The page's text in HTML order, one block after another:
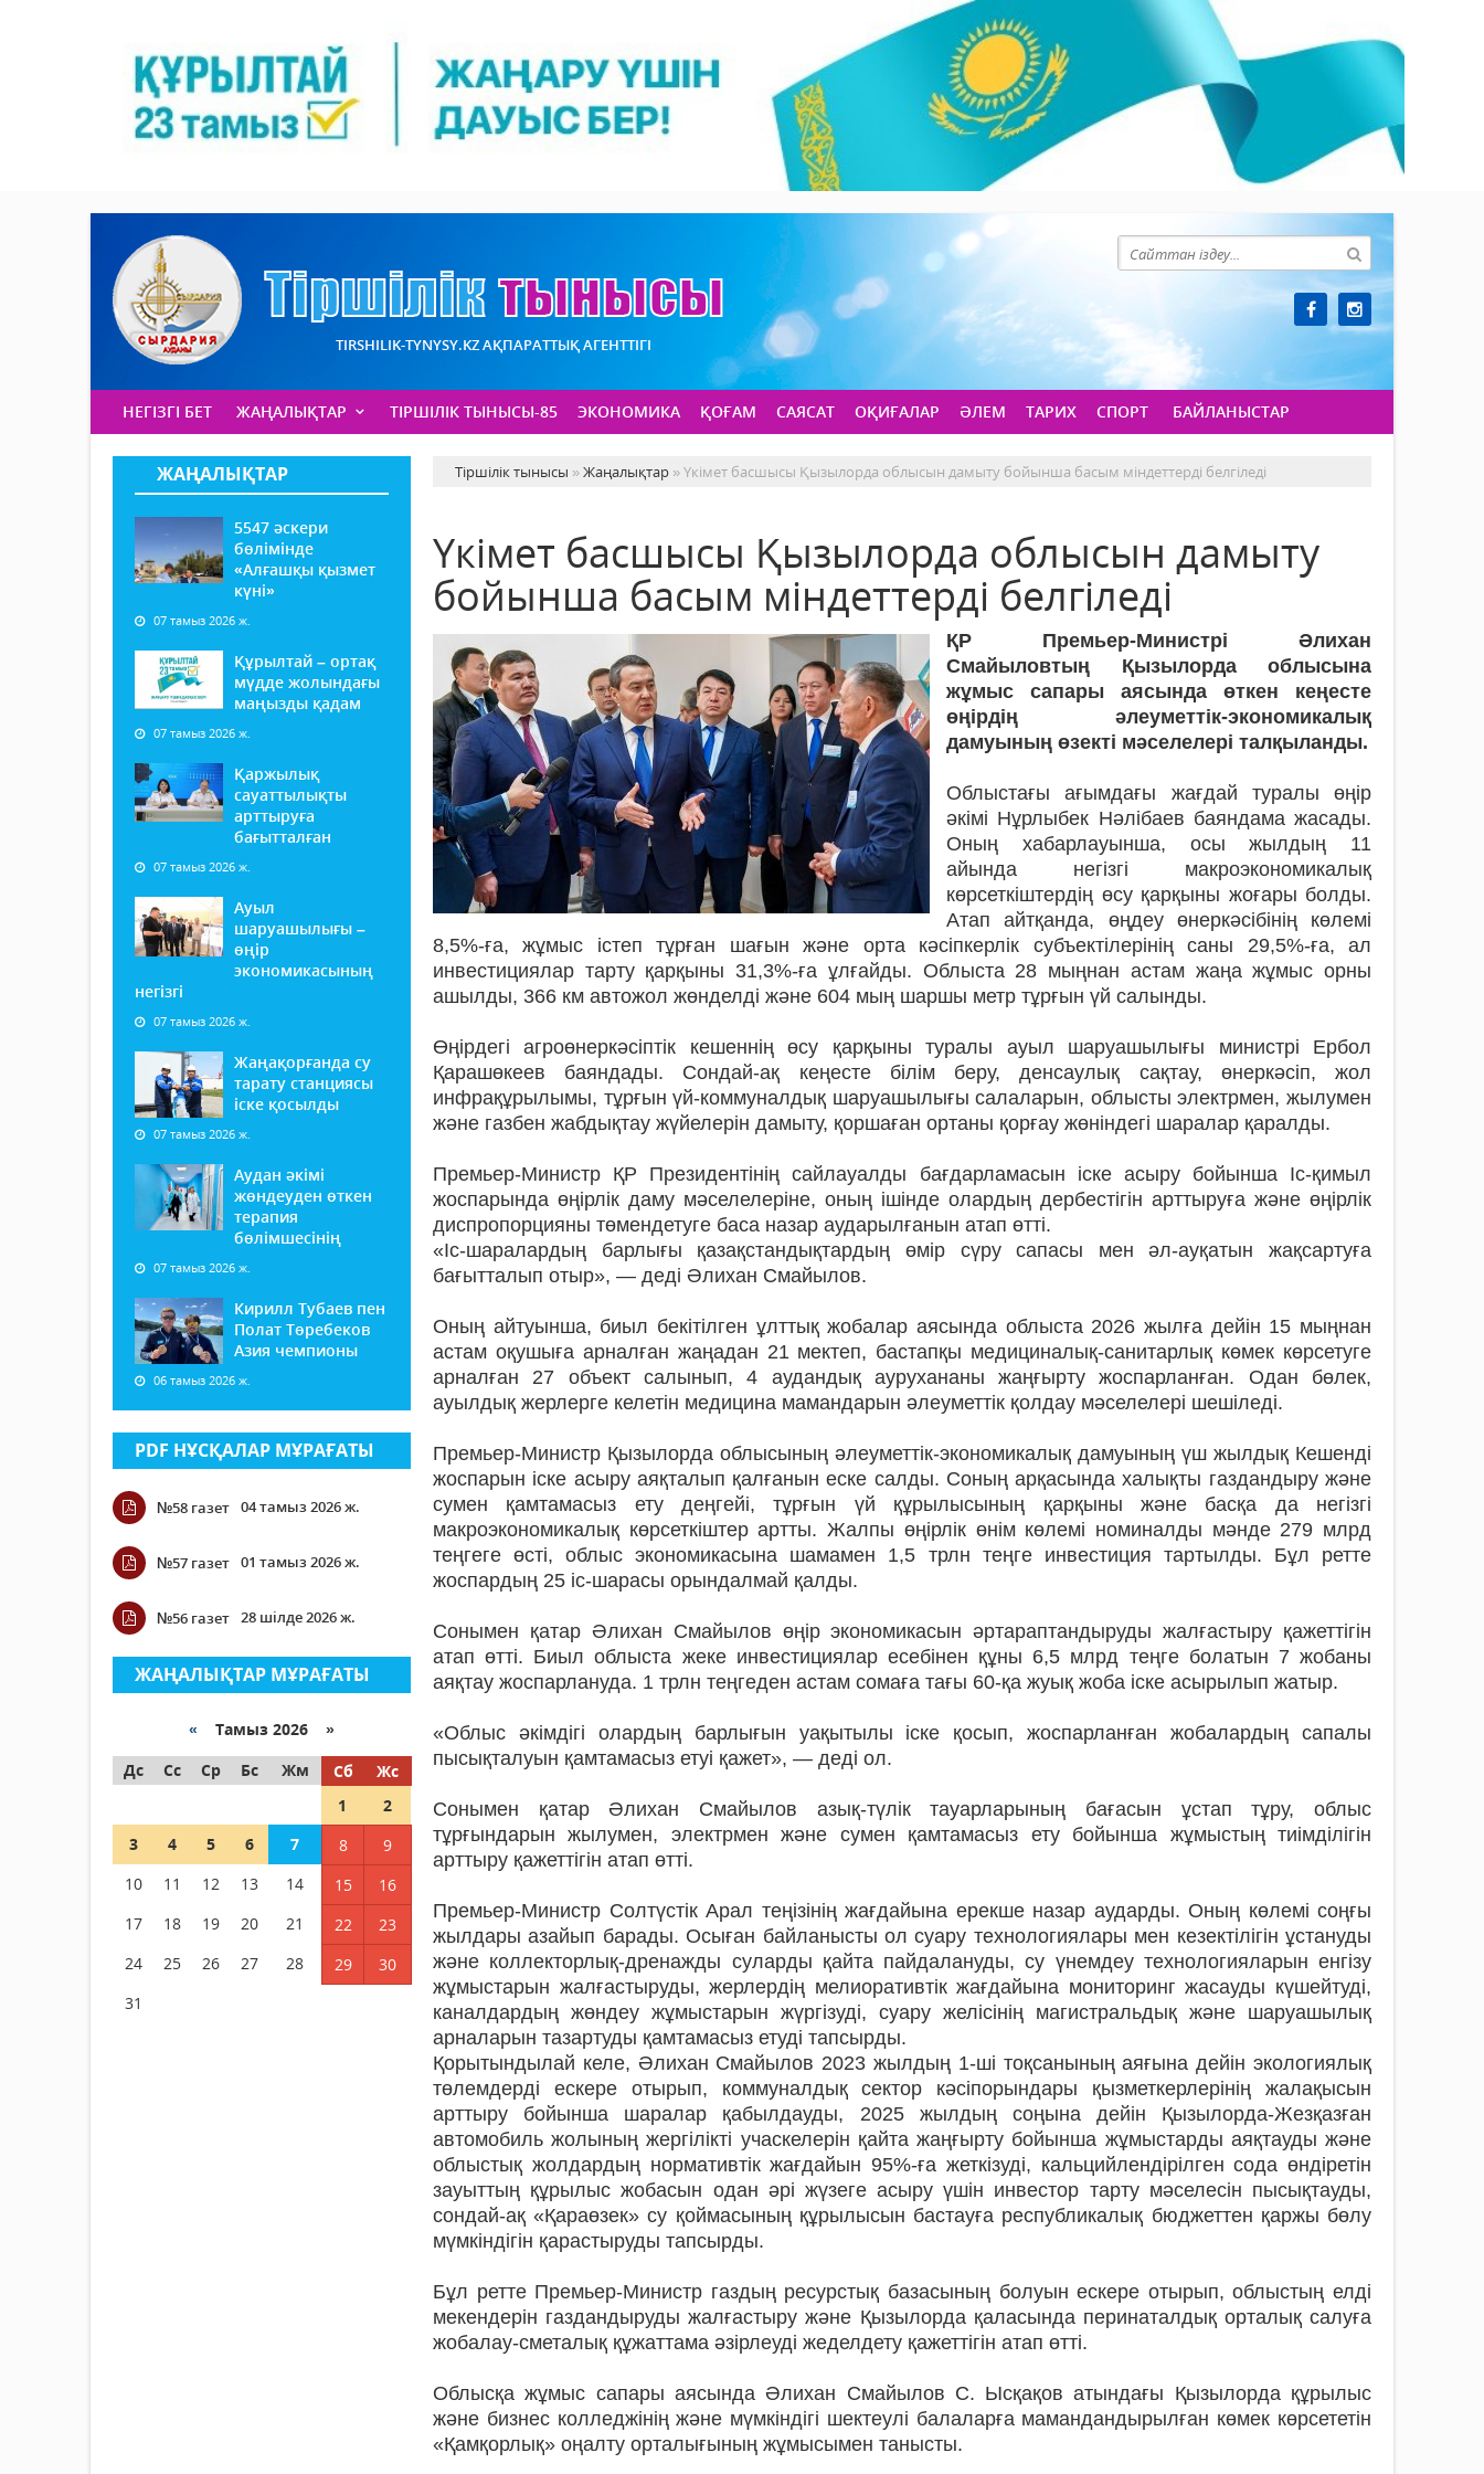
TIRSHILIK-TYNYSY.KZ АҚПАРАТТЫҚ АГЕНТТІГІ
НЕГІЗГІ БЕТ ЖАҢАЛЫҚТАР ТІРШІЛІК ТЫНЫСЫ-85 ЭКОНОМИКА ҚОҒАМ САЯСАТ ОҚИҒАЛАР ӘЛЕМ ТАРИХ СПОРТ БАЙЛАНЫСТАР
ЖАҢАЛЫҚТАР
5547 әскери
бөлімінде
«Алғашқы қызмет
күні»
07 тамыз 2026 ж.
Құрылтай – ортақ
мүдде жолындағы
маңызды қадам
07 тамыз 2026 ж.
Қаржылық
сауаттылықты
арттыруға
бағытталған
07 тамыз 2026 ж.
Ауыл
шаруашылығы –
өңір
экономикасының
негізгі
07 тамыз 2026 ж.
Жаңақорғанда су
тарату станциясы
іске қосылды
07 тамыз 2026 ж.
Аудан әкімі
жөндеуден өткен
терапия
бөлімшесінің
07 тамыз 2026 ж.
Кирилл Тубаев пен
Полат Төребеков
Азия чемпионы
06 тамыз 2026 ж.
PDF НҰСҚАЛАР МҰРАҒАТЫ
№58 газет 04 тамыз 2026 ж.
№57 газет 01 тамыз 2026 ж.
№56 газет 28 шілде 2026 ж.
ЖАҢАЛЫҚТАР МҰРАҒАТЫ
« Тамыз 2026 »
Дс
Сс Ср Бс Жм Сб
Жс
1
2
3
4 5 6 7 8
9
10
11 12 13 14 15
16
17
18 19 20 21 22
23
24
25 26 27 28 29
30
31
Тіршілік тынысы »Жаңалықтар » Үкімет басшысы Қызылорда облысын дамыту бойынша басым міндеттерді белгіледі
Үкімет басшысы Қызылорда облысын дамыту
бойынша басым міндеттерді белгіледі
ҚР Премьер-Министрі Әлихан
Смайыловтың Қызылорда облысына
жұмыс сапары аясында өткен кеңесте
өңірдің әлеуметтік-экономикалық
дамуының өзекті мәселелері талқыланды.
Облыстағы ағымдағы жағдай туралы өңір
әкімі Нұрлыбек Нәлібаев баяндама жасады.
Оның хабарлауынша, осы жылдың 11
айында негізгі макроэкономикалық
көрсеткіштердің өсу қарқыны жоғары болды.
Атап айтқанда, өңдеу өнеркәсібінің көлемі
8,5%-ға, жұмыс істеп тұрған шағын және орта кәсіпкерлік субъектілерінің саны 29,5%-ға, ал
инвестициялар тарту қарқыны 31,3%-ға ұлғайды. Облыста 28 мыңнан астам жаңа жұмыс орны
ашылды, 366 км автожол жөнделді және 604 мың шаршы метр тұрғын үй салынды.
Өңірдегі агроөнеркәсіптік кешеннің өсу қарқыны туралы ауыл шаруашылығы министрі Ербол
Қарашөкеев баяндады. Сондай-ақ кеңесте білім беру, денсаулық сақтау, өнеркәсіп, жол
инфрақұрылымы, тұрғын үй-коммуналдық шаруашылығы салаларын, облысты электрмен, жылумен
және газбен жабдықтау жүйелерін дамыту, қоршаған ортаны қорғау жөніндегі шаралар қаралды.
Премьер-Министр ҚР Президентінің сайлауалды бағдарламасын іске асыру бойынша Іс-қимыл
жоспарында өңірлік даму мәселелеріне, оның ішінде олардың дербестігін арттыруға және өңірлік
диспропорцияны төмендетуге баса назар аударылғанын атап өтті.
«Іс-шаралардың барлығы қазақстандықтардың өмір сүру сапасы мен әл-ауқатын жақсартуға
бағытталып отыр», — деді Әлихан Смайылов.
Оның айтуынша, биыл бекітілген ұлттық жобалар аясында облыста 2026 жылға дейін 15 мыңнан
астам оқушыға арналған жаңадан 21 мектеп, бастапқы медициналық-санитарлық көмек көрсетуге
арналған 27 объект салынып, 4 аудандық аурухананы жаңғырту жоспарланған. Одан бөлек,
ауылдық жерлерге келетін медицина мамандарын әлеуметтік қолдау мәселелері шешіледі.
Премьер-Министр Қызылорда облысының әлеуметтік-экономикалық дамуының үш жылдық Кешенді
жоспарын іске асыру аяқталып қалғанын еске салды. Соның арқасында халықты газдандыру және
сумен қамтамасыз ету деңгейі, тұрғын үй құрылысының қарқыны және басқа да негізгі
макроэкономикалық көрсеткіштер артты. Жалпы өңірлік өнім көлемі номиналды мәнде 279 млрд
теңгеге өсті, облыс экономикасына шамамен 1,5 трлн теңге инвестиция тартылды. Бұл ретте
жоспардың 25 іс-шарасы орындалмай қалды.
Сонымен қатар Әлихан Смайылов өңір экономикасын әртараптандыруды жалғастыру қажеттігін
атап өтті. Биыл облыста жеке инвестициялар есебінен құны 6,5 млрд теңге болатын 7 жобаны
аяқтау жоспарлануда. 1 трлн теңгеден астам сомаға тағы 60-қа жуық жоба іске асырылып жатыр.
«Облыс әкімдігі олардың барлығын уақытылы іске қосып, жоспарланған жобалардың сапалы
пысықталуын қамтамасыз етуі қажет», — деді ол.
Сонымен қатар Әлихан Смайылов азық-түлік тауарларының бағасын ұстап тұру, облыс
тұрғындарын жылумен, электрмен және сумен қамтамасыз ету бойынша жұмыстың тиімділігін
арттыру қажеттігін атап өтті.
Премьер-Министр Солтүстік Арал теңізінің жағдайына ерекше назар аударды. Оның көлемі соңғы
жылдары азайып барады. Осыған байланысты ол суару технологиялары мен кезектілігін ұстануды
және коллекторлық-дренажды суларды қайта пайдалануды, су үнемдеу технологияларын енгізу
жұмыстарын жалғастыруды, жерлердің мелиоративтік жағдайына мониторинг жасауды күшейтуді,
каналдардың жөндеу жұмыстарын жүргізуді, суару желісінің магистральдық және шаруашылық
арналарын тазартуды қамтамасыз етуді тапсырды.
Қорытындылай келе, Әлихан Смайылов 2023 жылдың 1-ші тоқсанының аяғына дейін экологиялық
төлемдерді ескере отырып, коммуналдық сектор кәсіпорындары қызметкерлерінің жалақысын
арттыру бойынша шаралар қабылдауды, 2025 жылдың соңына дейін Қызылорда-Жезқазған
автомобиль жолының жергілікті учаскелерін қайта жаңғырту бойынша жұмыстарды аяқтауды және
облыстық жолдардың нормативтік жағдайын 95%-ға жеткізуді, кальцийлендірілген сода өндіретін
зауыттың құрылыс жобасын одан әрі жүзеге асыру үшін инвестор тарту мәселесін пысықтауды,
сондай-ақ «Қараөзек» су қоймасының құрылысын бастауға республикалық бюджеттен қаржы бөлу
мүмкіндігін қарастыруды тапсырды.
Бұл ретте Премьер-Министр газдың ресурстық базасының болуын ескере отырып, облыстың елді
мекендерін газдандыруды жалғастыру және Қызылорда қаласында перинаталдық орталық салуға
жобалау-сметалық құжаттама әзірлеуді жеделдету қажеттігін атап өтті.
Облысқа жұмыс сапары аясында Әлихан Смайылов С. Ысқақов атындағы Қызылорда құрылыс
және бизнес колледжінің және мүмкіндігі шектеулі балаларға мамандандырылған көмек көрсететін
«Қамқорлық» оңалту орталығының жұмысымен танысты.